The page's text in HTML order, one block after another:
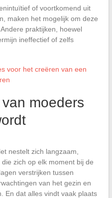
of voortkomend uit
maken het mogelijk om deze
praktijken, hoewel
ineffectief of zelfs
voor het creëren van een
moeders
nestelt zich langzaam,
zich op elk moment bij de
verstrijken tussen
van het gezin en
En dat alles vindt vaak plaats